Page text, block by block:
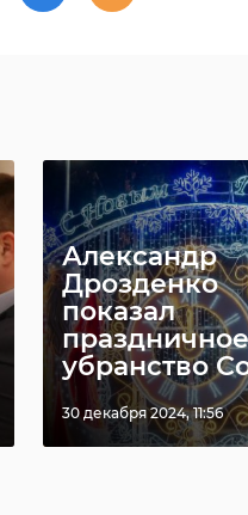
Александр
Дрозденко
показал
праздничное
убранство
30 декабря 2024, 11:56